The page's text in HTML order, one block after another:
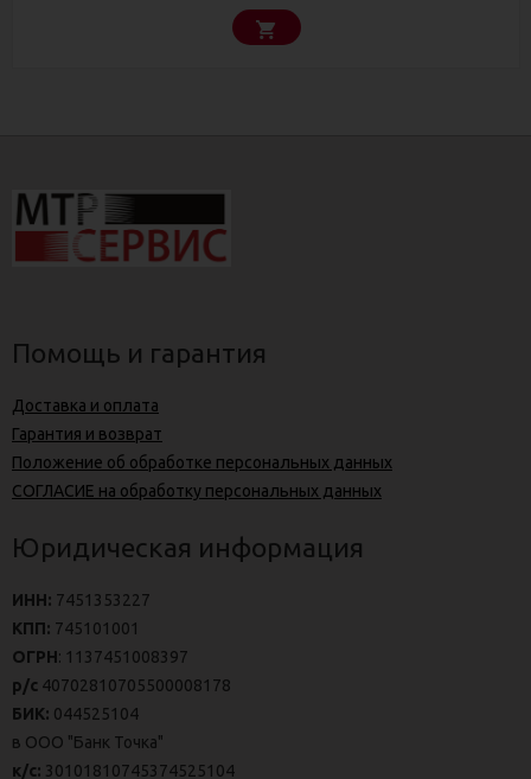
Помощь и гарантия
Доставка и оплата
Гарантия и возврат
Положение об обработке персональных данных
СОГЛАСИЕ на обработку персональных данных
Юридическая информация
ИНН: 7451353227
КПП: 745101001
ОГРН: 1137451008397
р/с 40702810705500008178
БИК: 044525104
в ООО "Банк Точка"
к/с: 30101810745374525104